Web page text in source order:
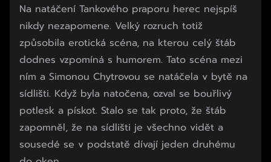
Na natáčení Tankového praporu herec nejspíš
nikdy nezapomene. Velký rozruch totiž
způsobila erotická scéna, na kterou celý štáb
dodnes vzpomíná s humorem. Tato scéna mezi
ním a Simonou Chytrovou se natáčela v bytě na
sídlišti. Když byla natočena, ozval se bouřlivý
potlesk a pískot. Stalo se tak proto, že štáb
zapomněl, že na sídlišti je všechno vidět a
sousedé se v podstatě dívají jeden druhému